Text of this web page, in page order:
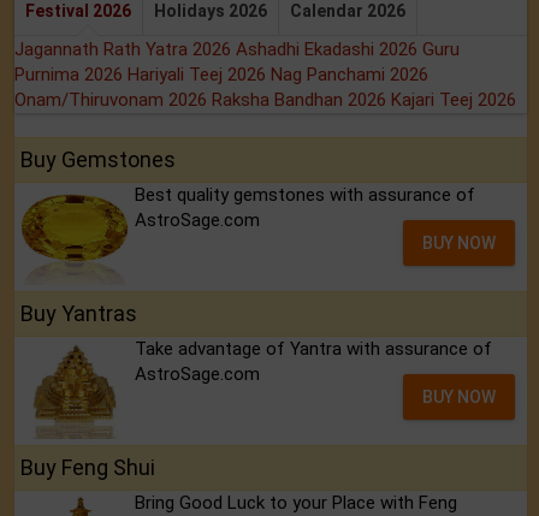
Festival 2026 Holidays 2026 Calendar 2026
Jagannath Rath Yatra 2026 Ashadhi Ekadashi 2026 Guru
Purnima 2026 Hariyali Teej 2026 Nag Panchami 2026
Onam/Thiruvonam 2026 Raksha Bandhan 2026 Kajari Teej 2026
Buy Gemstones
Best quality gemstones with assurance of
AstroSage.com
BUY NOW
Buy Yantras
Take advantage of Yantra with assurance of
AstroSage.com
BUY NOW
Buy Feng Shui
Bring Good Luck to your Place with Feng